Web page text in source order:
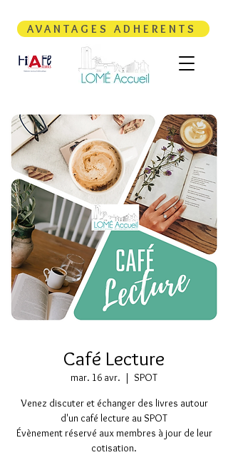
AVANTAGES ADHERENTS
Café Lecture
mar. 16 avr.
  |
SPOT
Venez discuter et échanger des livres autour
d'un café lecture au SPOT
Évènement réservé aux membres à jour de leur
cotisation.